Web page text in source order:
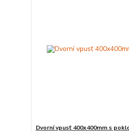
Dvorní vpusť 400x400mm s